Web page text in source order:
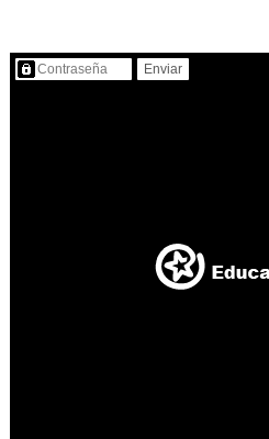
Contenido protegido…